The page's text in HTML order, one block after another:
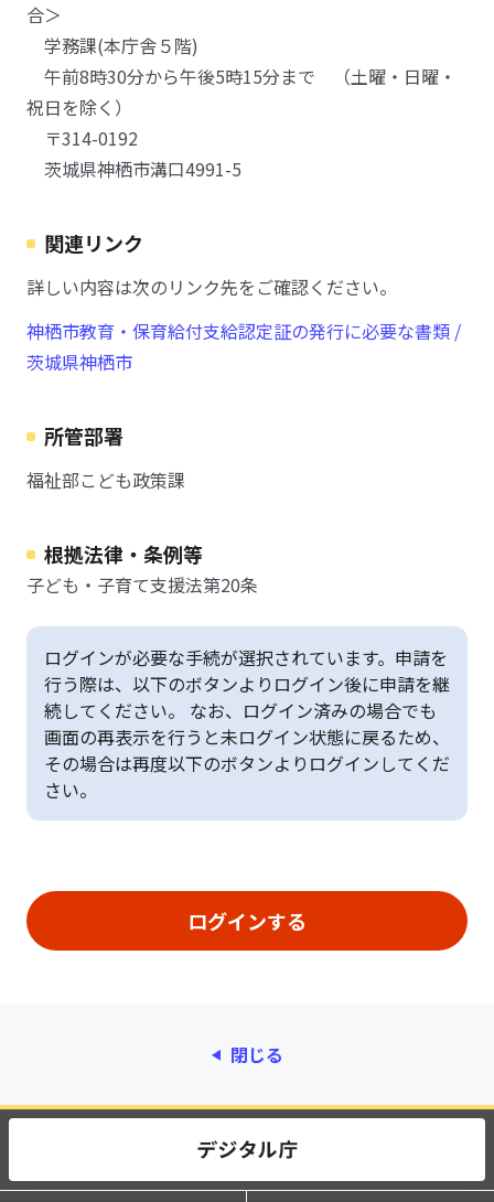
合＞
学務課(本庁舎５階)
午前8時30分から午後5時15分まで （土曜・日曜・
祝日を除く）
〒314-0192
茨城県神栖市溝口4991-5
関連リンク
詳しい内容は次のリンク先をご確認ください。
神栖市教育・保育給付支給認定証の発行に必要な書類 /
茨城県神栖市
所管部署
福祉部こども政策課
根拠法律・条例等
子ども・子育て支援法第20条
ログインが必要な手続が選択されています。申請を
行う際は、以下のボタンよりログイン後に申請を継
続してください。 なお、ログイン済みの場合でも
画面の再表示を行うと未ログイン状態に戻るため、
その場合は再度以下のボタンよりログインしてくだ
さい。
閉じる